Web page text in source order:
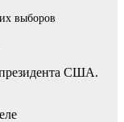
выборов
США.